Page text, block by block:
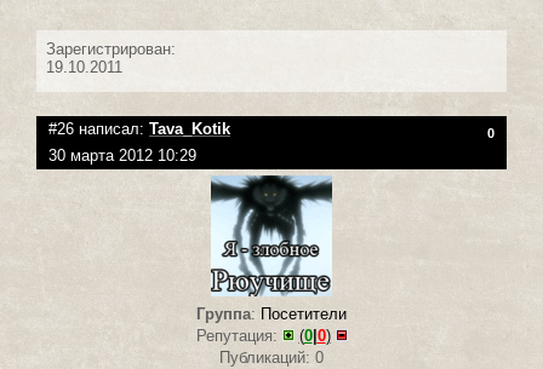
Зарегистрирован:
19.10.2011
#26 написал: Tava_Kotik 0
30 марта 2012 10:29
Группа: Посетители
Репутация:
(0| 0)
Публикаций: 0